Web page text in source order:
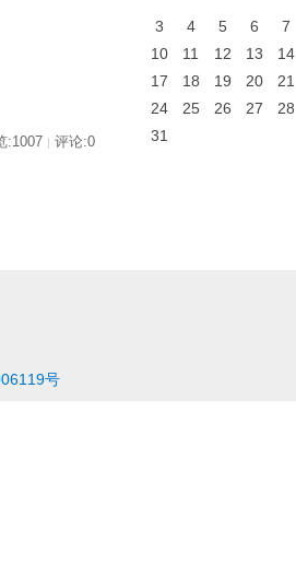
:1007 | 评论:0
3
4 5 6 7
10
11 12 13 14
17
18 19 20 21
24
25 26 27 28
31
号